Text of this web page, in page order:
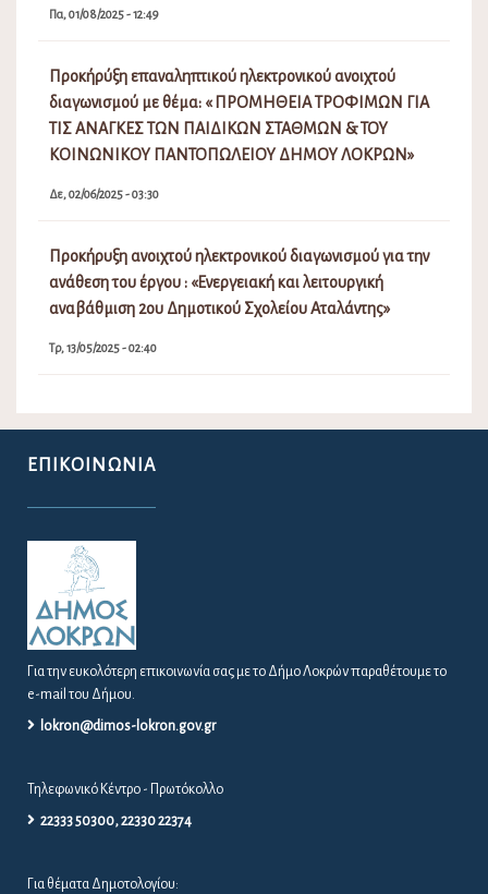
Πα, 01/08/2025 - 12:49
Προκήρύξη επαναληπτικού ηλεκτρονικού ανοιχτού
διαγωνισμού με θέμα: « ΠΡΟΜΗΘΕΙΑ ΤΡΟΦΙΜΩΝ ΓΙΑ
ΤΙΣ ΑΝΑΓΚΕΣ ΤΩΝ ΠΑΙΔΙΚΩΝ ΣΤΑΘΜΩΝ & ΤΟΥ
ΚΟΙΝΩΝΙΚΟΥ ΠΑΝΤΟΠΩΛΕΙΟΥ ΔΗΜΟΥ ΛΟΚΡΩΝ»
Δε, 02/06/2025 - 03:30
Προκήρυξη ανοιχτού ηλεκτρονικού διαγωνισμού για την
ανάθεση του έργου : «Ενεργειακή και λειτουργική
αναβάθμιση 2ου Δημοτικού Σχολείου Αταλάντης»
Τρ, 13/05/2025 - 02:40
ΕΠΙΚΟΙΝΩΝΊΑ
Για την ευκολότερη επικοινωνία σας με το Δήμο Λοκρών παραθέτουμε το
e-mail του Δήμου.
lokron@dimos-lokron.gov.gr
Τηλεφωνικό Κέντρο - Πρωτόκολλο
22333 50300, 22330 22374
Για θέματα Δημοτολογίου: